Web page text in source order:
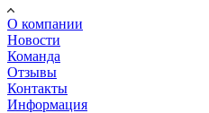
О компании
Новости
Команда
Отзывы
Контакты
Информация